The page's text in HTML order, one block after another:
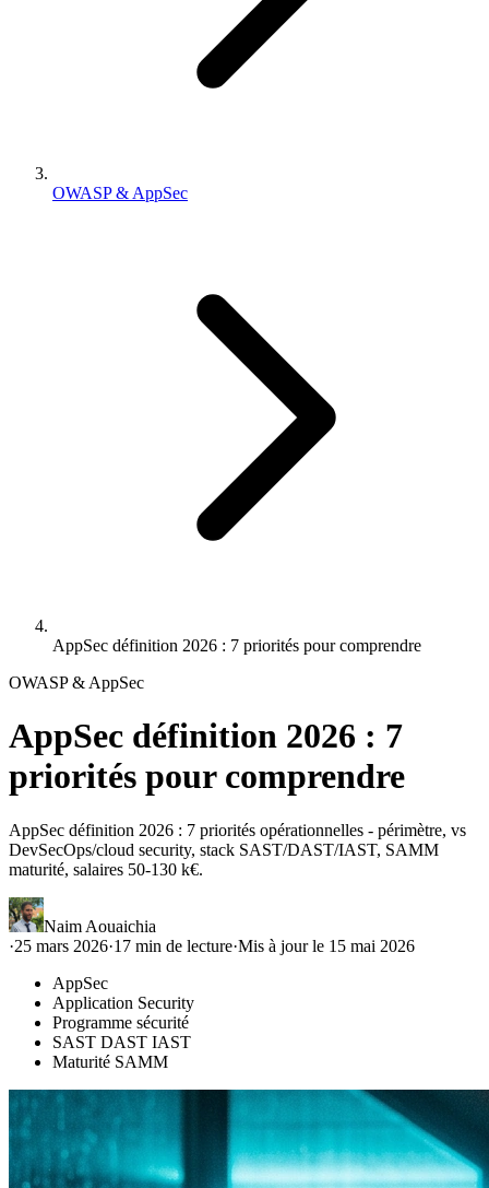
OWASP & AppSec
AppSec définition 2026 : 7 priorités pour comprendre
OWASP & AppSec
AppSec définition 2026 : 7
priorités pour comprendre
AppSec définition 2026 : 7 priorités opérationnelles - périmètre, vs
DevSecOps/cloud security, stack SAST/DAST/IAST, SAMM
maturité, salaires 50-130 k€.
Naim Aouaichia
·25 mars 2026·17 min de lecture·Mis à jour le 15 mai 2026
AppSec
Application Security
Programme sécurité
SAST DAST IAST
Maturité SAMM